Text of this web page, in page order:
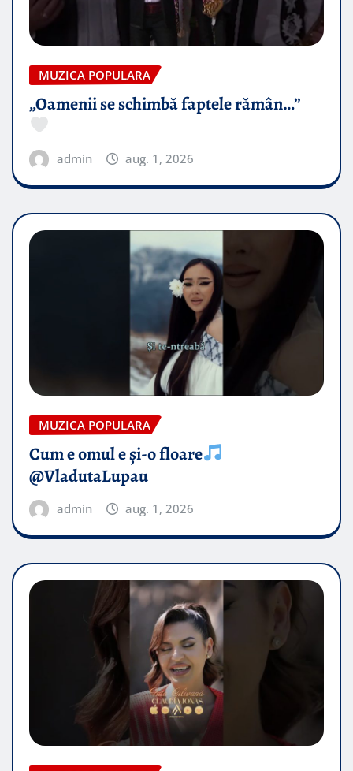
MUZICA POPULARA
„Oamenii se schimbă faptele rămân…”
admin aug. 1, 2026
MUZICA POPULARA
Cum e omul e și-o floare
@VladutaLupau
admin aug. 1, 2026